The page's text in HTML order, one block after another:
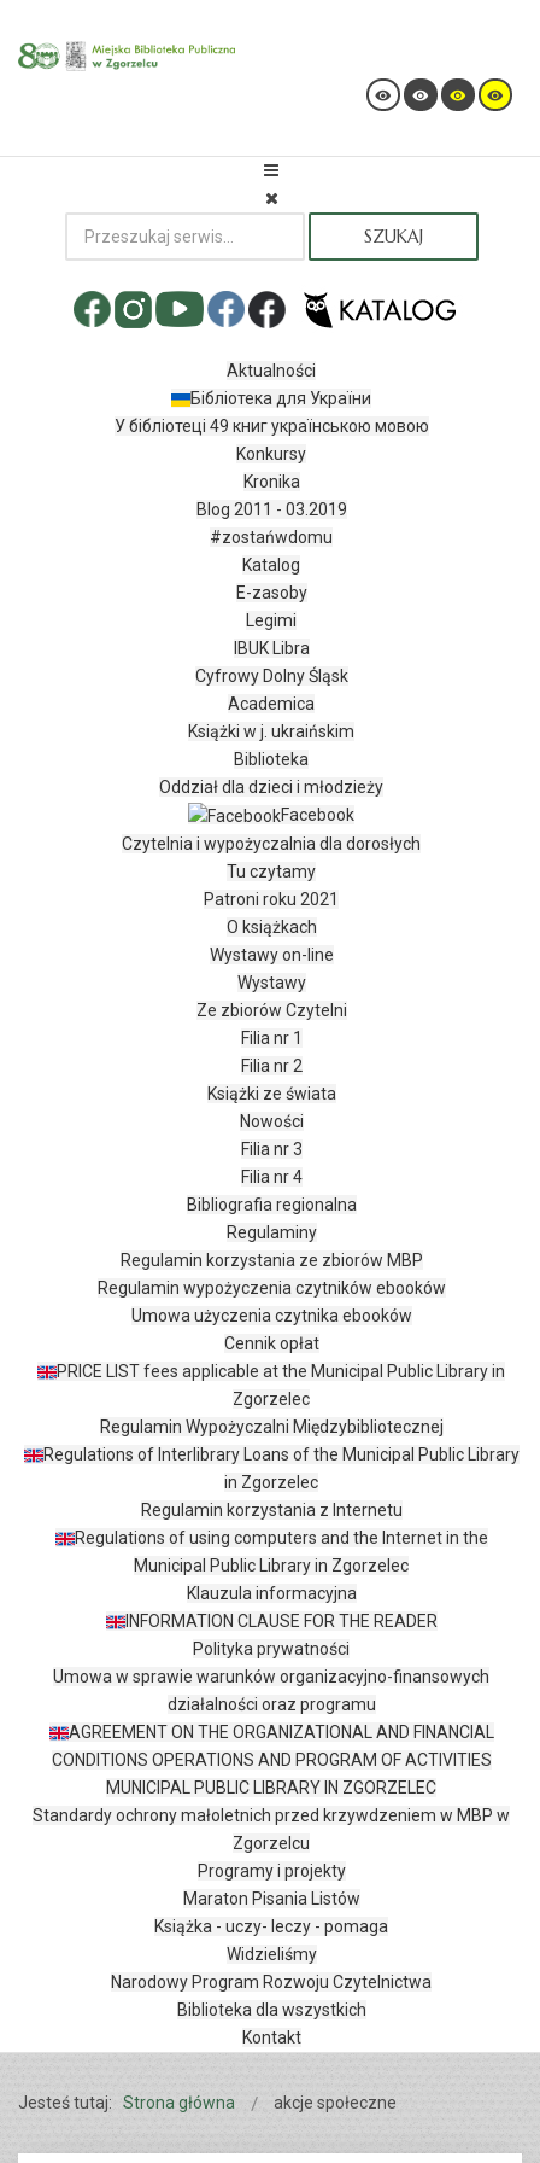
SZUKAJ
Aktualności
Бібліотека для України
У бібліотеці 49 книг українською мовою
Konkursy
Kronika
Blog 2011 - 03.2019
#zostańwdomu
Katalog
E-zasoby
Legimi
IBUK Libra
Cyfrowy Dolny Śląsk
Academica
Książki w j. ukraińskim
Biblioteka
Oddział dla dzieci i młodzieży
Facebook
Czytelnia i wypożyczalnia dla dorosłych
Tu czytamy
Patroni roku 2021
O książkach
Wystawy on-line
Wystawy
Ze zbiorów Czytelni
Filia nr 1
Filia nr 2
Książki ze świata
Nowości
Filia nr 3
Filia nr 4
Bibliografia regionalna
Regulaminy
Regulamin korzystania ze zbiorów MBP
Regulamin wypożyczenia czytników ebooków
Umowa użyczenia czytnika ebooków
Cennik opłat
PRICE LIST fees applicable at the Municipal Public Library in
Zgorzelec
Regulamin Wypożyczalni Międzybibliotecznej
Regulations of Interlibrary Loans of the Municipal Public Library
in Zgorzelec
Regulamin korzystania z Internetu
Regulations of using computers and the Internet in the
Municipal Public Library in Zgorzelec
Klauzula informacyjna
INFORMATION CLAUSE FOR THE READER
Polityka prywatności
Umowa w sprawie warunków organizacyjno-finansowych
działalności oraz programu
AGREEMENT ON THE ORGANIZATIONAL AND FINANCIAL
CONDITIONS OPERATIONS AND PROGRAM OF ACTIVITIES
MUNICIPAL PUBLIC LIBRARY IN ZGORZELEC
Standardy ochrony małoletnich przed krzywdzeniem w MBP w
Zgorzelcu
Programy i projekty
Maraton Pisania Listów
Książka - uczy- leczy - pomaga
Widzieliśmy
Narodowy Program Rozwoju Czytelnictwa
Biblioteka dla wszystkich
Kontakt
Jesteś tutaj: Strona główna akcje społeczne